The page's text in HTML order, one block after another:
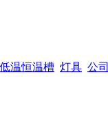
低温恒温槽 灯具 公司